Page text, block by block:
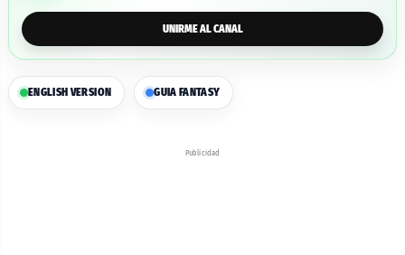
UNIRME AL CANAL
ENGLISH VERSION GUIA FANTASY
Publicidad